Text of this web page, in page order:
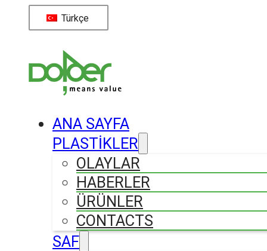
Türkçe
ANA SAYFA
PLASTİKLER
OLAYLAR
HABERLER
ÜRÜNLER
CONTACTS
SAF